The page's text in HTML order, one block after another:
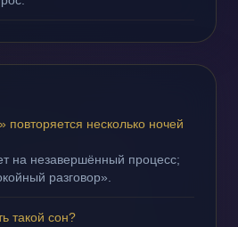
повторяется несколько ночей
на незавершённый процесс;
разговор».
такой сон?